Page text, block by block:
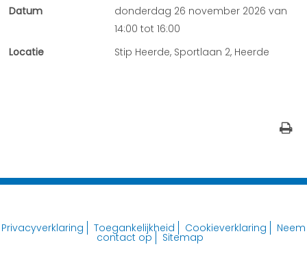
Datum
donderdag 26 november 2026 van
14:00 tot 16:00
Locatie
Stip Heerde, Sportlaan 2, Heerde
Privacyverklaring Toegankelijkheid Cookieverklaring Neem
contact op Sitemap